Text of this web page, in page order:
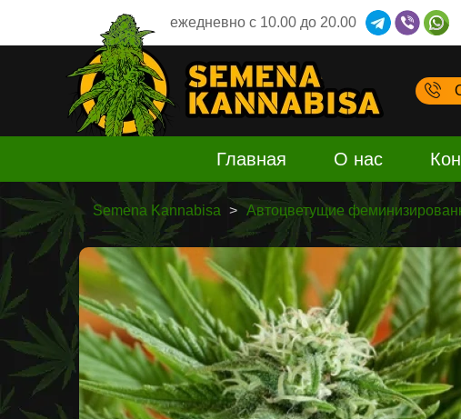
ежедневно c 10.00 до 20.00
Главная О нас
Semena Kannabisa Автоцветущие